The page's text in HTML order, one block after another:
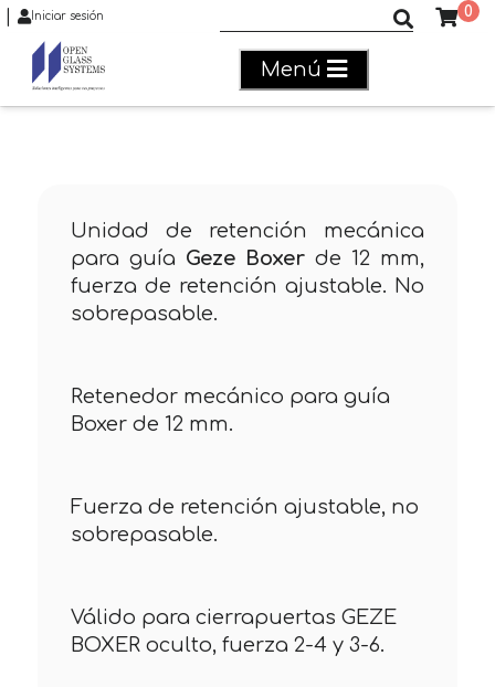
Iniciar sesión 0
Menú
Unidad de retención mecánica
para guía Geze Boxer de 12 mm,
fuerza de retención ajustable. No
sobrepasable.
Retenedor mecánico para guía
Boxer de 12 mm.
Fuerza de retención ajustable, no
sobrepasable.
Válido para cierrapuertas GEZE
BOXER oculto, fuerza 2-4 y 3-6.